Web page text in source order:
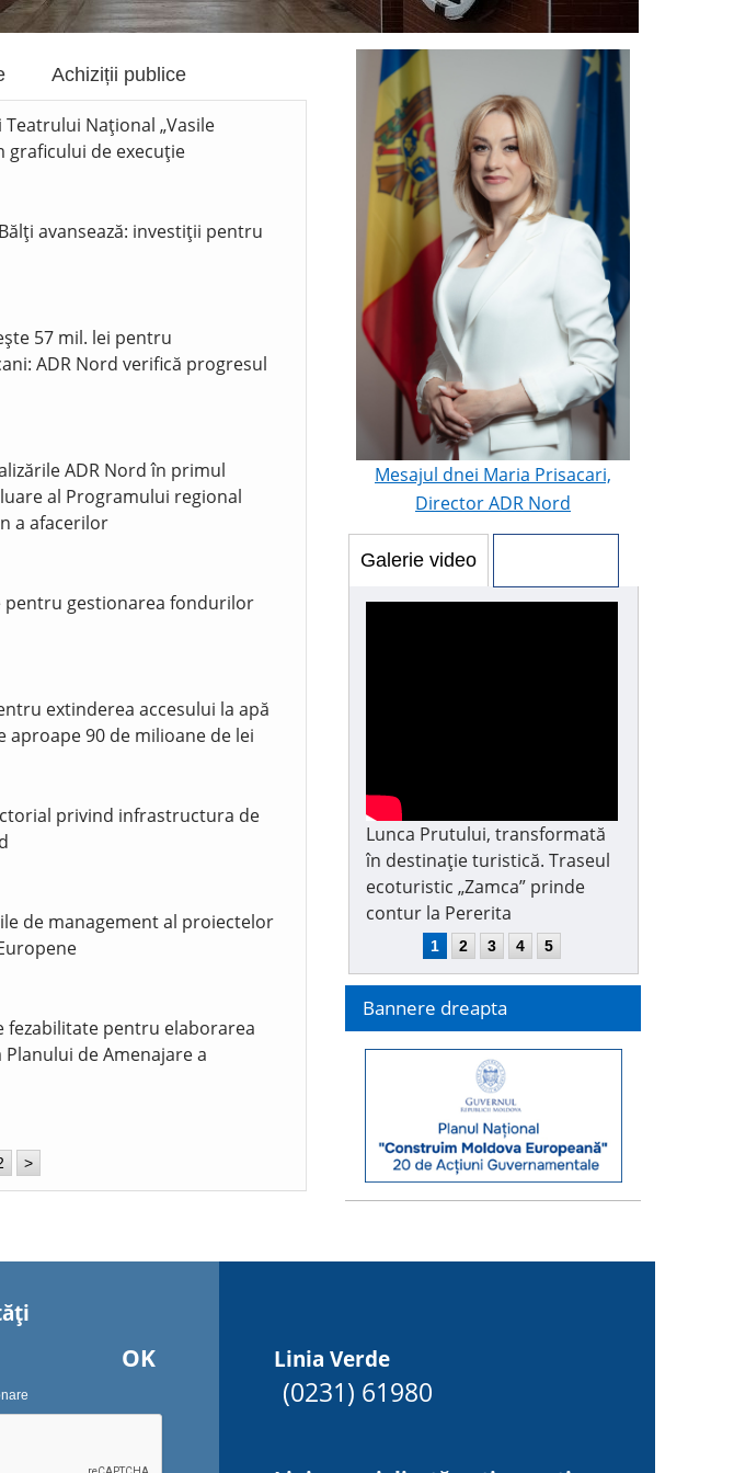
Achiziții publice
Național „Vasile
graficului de execuție
avansează: investiții pentru
57 mil. lei pentru
ADR Nord verifică progresul
ADR Nord în primul
al Programului regional
a afacerilor
pentru gestionarea fondurilor
extinderea accesului la apă
90 de milioane de lei
privind infrastructura de
de management al proiectelor
fezabilitate pentru elaborarea
Planului de Amenajare a
>
Mesajul dnei Maria Prisacari,
Director ADR Nord
Galerie video
Lunca Prutului, transformată
în destinație turistică. Traseul
ecoturistic „Zamca” prinde
contur la Pererita
1 2 3 4 5
Bannere dreapta
OK Linia Verde
(0231) 61980